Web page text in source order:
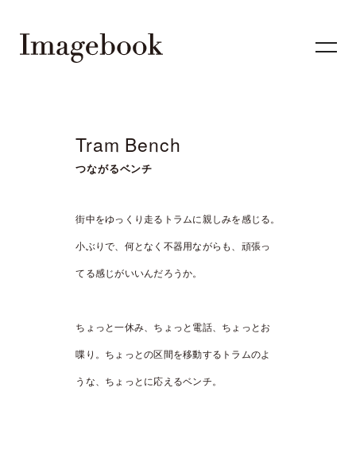
Tram Bench
つながるベンチ
街中をゆっくり走るトラムに親しみを感じる。
小ぶりで、何となく不器用ながらも、頑張っ
てる感じがいいんだろうか。
ちょっと一休み、ちょっと電話、ちょっとお
喋り。ちょっとの区間を移動するトラムのよ
うな、ちょっとに応えるベンチ。